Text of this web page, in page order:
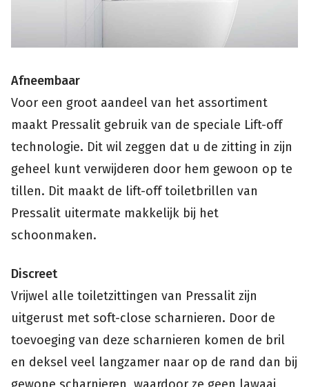
Afneembaar
Voor een groot aandeel van het assortiment
maakt Pressalit gebruik van de speciale Lift-off
technologie. Dit wil zeggen dat u de zitting in zijn
geheel kunt verwijderen door hem gewoon op te
tillen. Dit maakt de lift-off toiletbrillen van
Pressalit uitermate makkelijk bij het
schoonmaken.
Discreet
Vrijwel alle toiletzittingen van Pressalit zijn
uitgerust met soft-close scharnieren. Door de
toevoeging van deze scharnieren komen de bril
en deksel veel langzamer naar op de rand dan bij